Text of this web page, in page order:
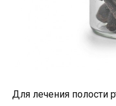
Для лечения полости